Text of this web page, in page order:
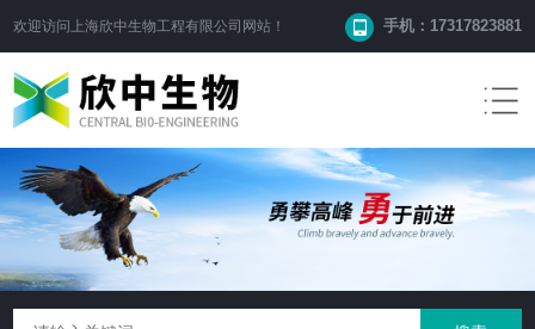
欢迎访问 上海欣中生物工程有限公司 网站！ 手机：17317823881